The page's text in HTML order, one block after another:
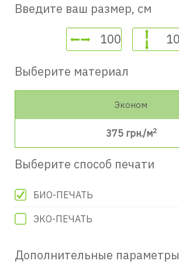
Введите ваш размер, см
Выберите материал
Эконом
375 грн./м2
Выберите способ печати
БИО-ПЕЧАТЬ
ЭКО-ПЕЧАТЬ
Дополнительные параметры